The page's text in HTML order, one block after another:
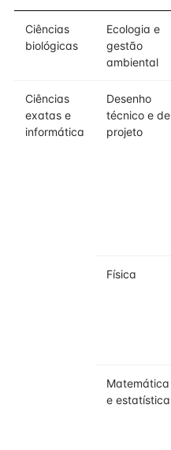
Ciências
biológicas
Ecologia e
gestão
ambiental
Ciências
exatas e
informática
Desenho
técnico e de
projeto
Física
Matemática
e estatística